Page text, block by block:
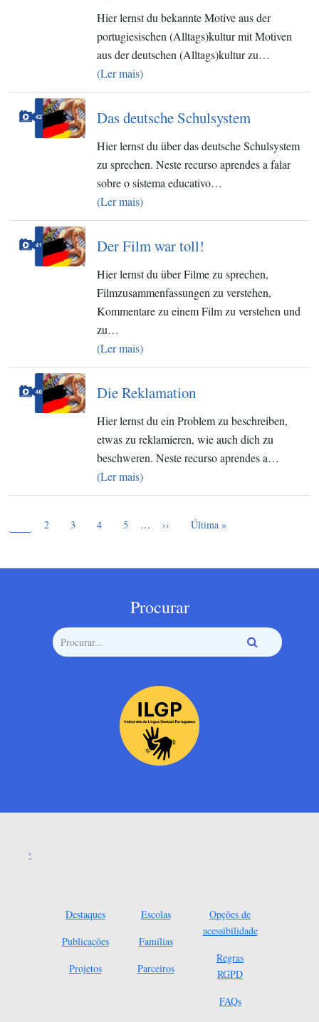
Hier lernst du bekannte Motive aus der
portugiesischen (Alltags)kultur mit Motiven
aus der deutschen (Alltags)kultur zu…
(Ler mais)
Das deutsche Schulsystem
Hier lernst du über das deutsche Schulsystem
zu sprechen. Neste recurso aprendes a falar
sobre o sistema educativo…
(Ler mais)
Der Film war toll!
Hier lernst du über Filme zu sprechen,
Filmzusammenfassungen zu verstehen,
Kommentare zu einem Film zu verstehen und
zu…
(Ler mais)
Die Reklamation
Hier lernst du ein Problem zu beschreiben,
etwas zu reklamieren, wie auch dich zu
beschweren. Neste recurso aprendes a…
(Ler mais)
Page
2 Page
3 Page
4 Page
5 … Próxima página
›› Última página
Última »
Procurar
Destaques
Publicações
Projetos
Escolas
Famílias
Parceiros
Opções de
acessibilidade
Regras
RGPD
FAQs